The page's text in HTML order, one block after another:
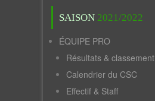
SAISON 2021/2022
ÉQUIPE PRO
Résultats & classement
Calendrier du CSC
Effectif & Staff